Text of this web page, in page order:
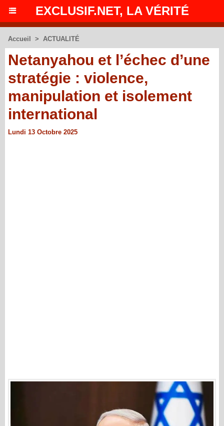
EXCLUSIF.NET, LA VÉRITÉ
Accueil > ACTUALITÉ
Netanyahou et l’échec d’une
stratégie : violence,
manipulation et isolement
international
Lundi 13 Octobre 2025